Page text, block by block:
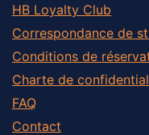
HB Loyalty Club
Correspondance de
Conditions de
Charte de
FAQ
Contact